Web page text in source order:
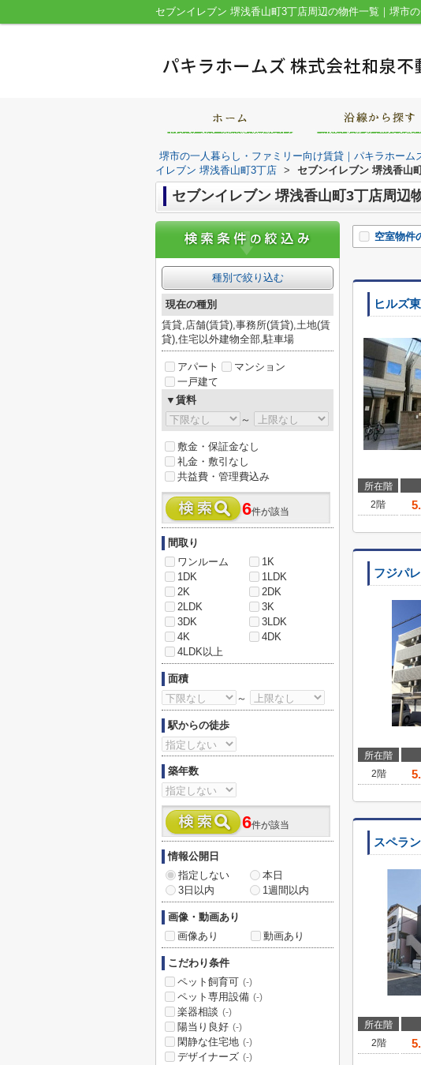
堺市の一人暮らし・ファミリー向け賃貸｜パキラホー
イレブン 堺浅香山町3丁店 > セブンイレブン 堺浅香山
セブンイレブン 堺浅香山町3丁店周辺
空室物件
ヒルズ
所在階
2階
フジパ
所在階
2階
スペラ
所在階
2階
種別で絞り込む
現在の種別
賃貸,店舗(賃貸),事務所(賃貸),土地(賃
貸),住宅以外建物全部,駐車場
アパート
マンション
一戸建て
▼賃料
～
敷金・保証金なし
礼金・敷引なし
共益費・管理費込み
6件が該当
間取り
ワンルーム
1K
1DK
1LDK
2K
2DK
2LDK
3K
3DK
3LDK
4K
4DK
4LDK以上
面積
～
駅からの徒歩
築年数
6件が該当
情報公開日
指定しない
本日
3日以内
1週間以内
画像・動画あり
画像あり
動画あり
こだわり条件
ペット飼育可 (-)
ペット専用設備 (-)
楽器相談 (-)
陽当り良好 (-)
閑静な住宅地 (-)
デザイナーズ (-)